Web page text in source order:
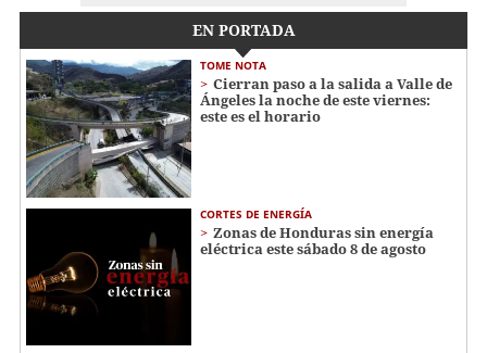
EN PORTADA
TOME NOTA
Cierran paso a la salida a Valle de
Ángeles la noche de este viernes:
este es el horario
CORTES DE ENERGÍA
Zonas de Honduras sin energía
eléctrica este sábado 8 de agosto